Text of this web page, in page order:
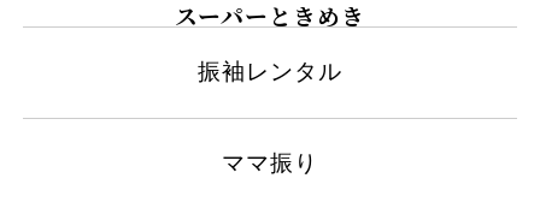
スーパーときめき
振袖レンタル
ママ振り